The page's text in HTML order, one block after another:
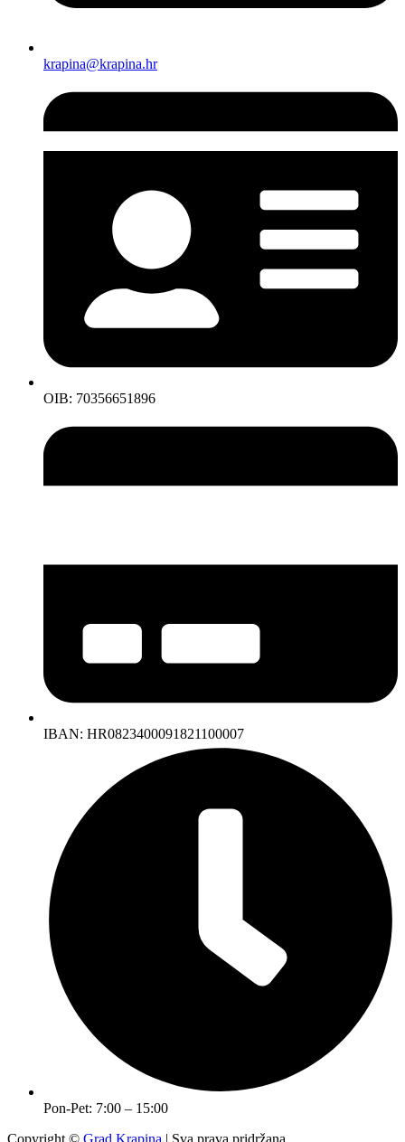
krapina@krapina.hr
OIB: 70356651896
IBAN: HR0823400091821100007
Pon-Pet: 7:00 – 15:00
Copyright © Grad Krapina | Sva prava pridržana